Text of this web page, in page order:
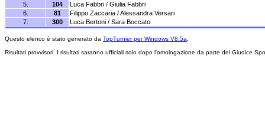
5.
104
Luca Fabbri / Giulia Fabbri
6.
81
Filippo Zaccaria / Alessandra Versari
7.
300 Luca Bertoni / Sara Boccato
Questo elenco è stato generato da TopTurnier per Windows V8.5a
Risultati provvisori. I risultati saranno ufficiali solo dopo l'omologazione da parte del Giudice